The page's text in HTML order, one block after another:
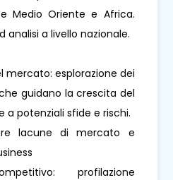
Medio Oriente e Africa.
analisi a livello nazionale.
mercato: esplorazione dei
guidano la crescita del
a potenziali sfide e rischi.
lacune di mercato e
profilazione